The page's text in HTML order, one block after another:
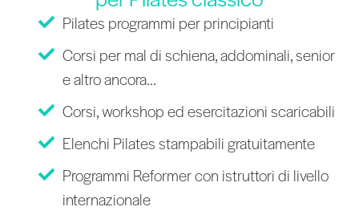
Pilates programmi per principianti
Corsi per mal di schiena, addominali, senior
e altro ancora...
Corsi, workshop ed esercitazioni scaricabili
Elenchi Pilates stampabili gratuitamente
Programmi Reformer con istruttori di livello
internazionale